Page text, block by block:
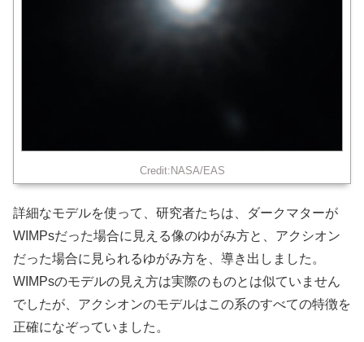
Credit:NASA/EAS
詳細なモデルを使って、研究者たちは、ダークマターが
WIMPsだった場合に見える像のゆがみ方と、アクシオン
だった場合に見られるゆがみ方を、導き出しました。
WIMPsのモデルの見え方は実際のものとは似ていません
でしたが、アクシオンのモデルはこの系のすべての特徴を
正確になぞっていました。